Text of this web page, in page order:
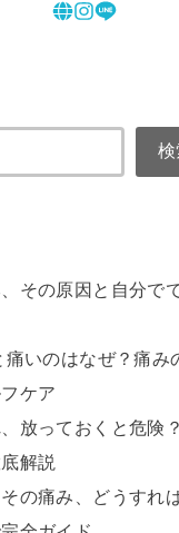
検
その原因と自分で
いのはなぜ？痛み
ケア
放っておくと危険
解説
の痛み、どうすれ